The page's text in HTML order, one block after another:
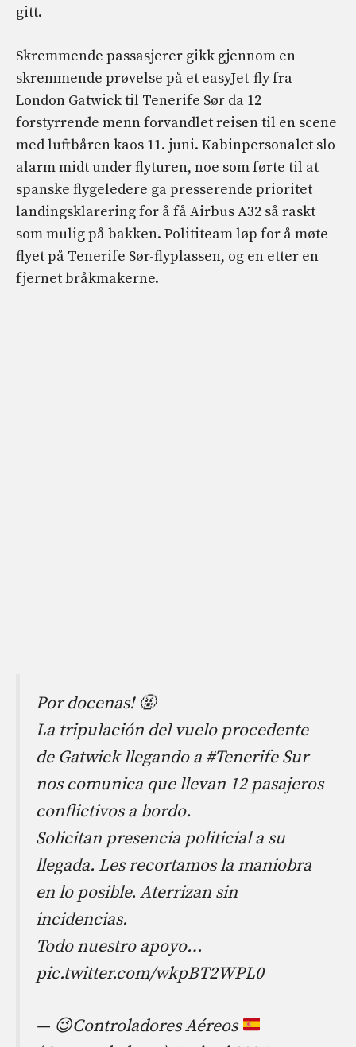
gitt.
Skremmende passasjerer gikk gjennom en
skremmende prøvelse på et easyJet-fly fra
London Gatwick til Tenerife Sør da 12
forstyrrende menn forvandlet reisen til en scene
med luftbåren kaos 11. juni. Kabinpersonalet slo
alarm midt under flyturen, noe som førte til at
spanske flygeledere ga presserende prioritet
landingsklarering for å få Airbus A32 så raskt
som mulig på bakken. Polititeam løp for å møte
flyet på Tenerife Sør-flyplassen, og en etter en
fjernet bråkmakerne.
Por docenas! 🤬
La tripulación del vuelo procedente
de Gatwick llegando a #Tenerife Sur
nos comunica que llevan 12 pasajeros
conflictivos a bordo.
Solicitan presencia politicial a su
llegada. Les recortamos la maniobra
en lo posible. Aterrizan sin
incidencias.
Todo nuestro apoyo…
pic.twitter.com/wkpBT2WPL0
— 😉Controladores Aéreos